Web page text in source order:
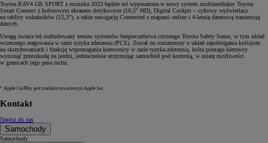
Toyota RAV4 GR SPORT z rocznika 2023 będzie też wyposażona w nowy system multimedialny Toyota
Smart Connect z kolorowym ekranem dotykowym (10,5" HD), Digital Cockpit – cyfrowy wyświetlacz
na tablicy wskaźników (12,3"), a także nawigację Connected z mapami online i 4-letnią darmową transmisją
danych.
Uwagę zwraca też rozbudowany zestaw systemów bezpieczeństwa czynnego Toyota Safety Sense, w tym układ
wczesnego reagowania w razie ryzyka zderzenia (PCS). Został on rozszerzony o układ zapobiegania kolizjom
na skrzyżowaniach i funkcję wspomagania kierownicy w razie ryzyka zderzenia, która pomaga kierowcy
wyminąć przeszkodę na jezdni, jednocześnie utrzymując samochód pod kontrolą, w miarę możliwości
w granicach jego pasa ruchu.
* Apple CarPlay jest znakiem towarowym Apple Inc.
Kontakt
Napisz do nas
Samochody
Samochody